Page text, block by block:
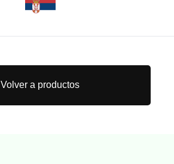
Volver a productos